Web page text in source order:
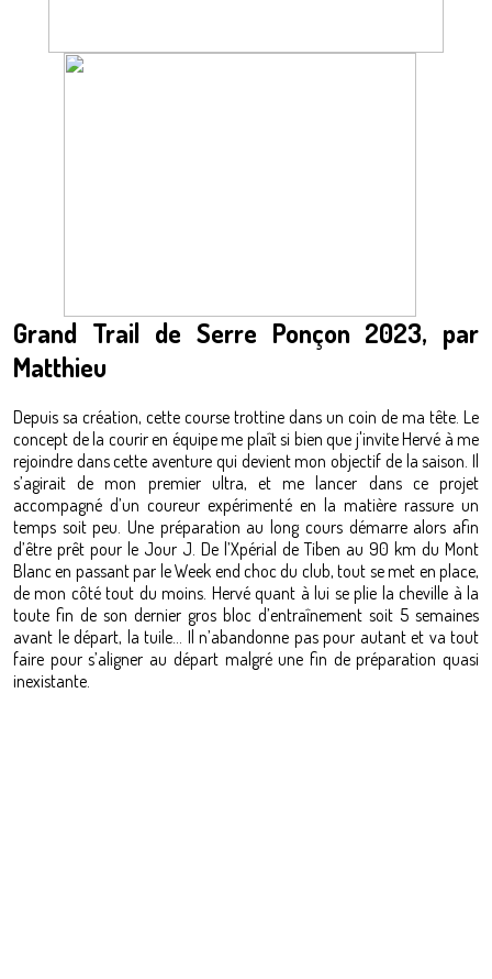
Grand Trail de Serre Ponçon 2023, par
Matthieu
Depuis sa création, cette course trottine dans un coin de ma tête. Le
concept de la courir en équipe me plaît si bien que j'invite Hervé à me
rejoindre dans cette aventure qui devient mon objectif de la saison. Il
s’agirait de mon premier ultra, et me lancer dans ce projet
accompagné d’un coureur expérimenté en la matière rassure un
temps soit peu. Une préparation au long cours démarre alors afin
d’être prêt pour le Jour J. De l’Xpérial de Tiben au 90 km du Mont
Blanc en passant par le Week end choc du club, tout se met en place,
de mon côté tout du moins. Hervé quant à lui se plie la cheville à la
toute fin de son dernier gros bloc d’entraînement soit 5 semaines
avant le départ, la tuile… Il n’abandonne pas pour autant et va tout
faire pour s’aligner au départ malgré une fin de préparation quasi
inexistante.